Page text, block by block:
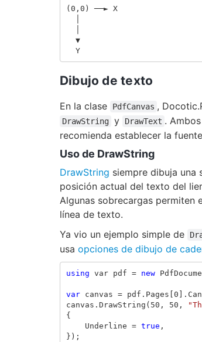
(0,0) ──► X
  Y
Dibujo de texto
En la clase PdfCanvas ,
DrawString y DrawText .
recomienda establecer la
Uso de DrawString
DrawString siempre dibuja una
posición actual del texto del
Algunas sobrecargas permiten
línea de texto.
Ya vio un ejemplo simple de
usa opciones de dibujo de
using var pdf = new
var canvas = pdf . Pages 0 ].
canvas . DrawString ( 50 , 50 ,
{
Underline = true ,
});